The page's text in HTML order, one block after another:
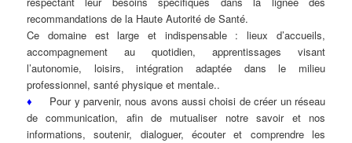
recommandations de la Haute Autorité de Santé.
Ce domaine est large et indispensable : lieux d’accueils,
accompagnement au quotidien, apprentissages visant
l’autonomie, loisirs, intégration adaptée dans le milieu
professionnel, santé physique et mentale..
♦ Pour y parvenir, nous avons aussi choisi de créer un réseau
de communication, afin de mutualiser notre savoir et nos
informations, soutenir, dialoguer, écouter et comprendre les